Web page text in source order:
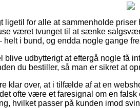
ligetil for alle at sammenholde
været tvunget til at sænke
helt i bund, og endda nogle gange
blive udbytterigt at eftergå nogle få
du bestiller, så man er sikret at
klar over, at i tilfælde af at en
ofte være et faresignal om en
hvilket passer på kunden imod